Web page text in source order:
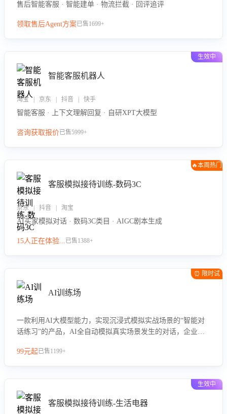
售后智能客服 · 智能建单 · 物流拦截 · 回评追评
领取售后Agent方案已售1699+
生效中
智能客服机器人
淘宝 | 京东 | 抖音 | 快手
智能客服 · 上下文理解回复 · 自研XPT大模型
咨询获取报价已售5999+
🔥本周热门
客服模拟接待训练-数码3C
京东 | 抖音 | 淘宝
AI买家模拟对话 · 数码3C类目 · AIGC剧本生成
15人正在体验...已售1388+
⏰ 限时试
AI训练场
一款利用AI大模型能力，实现沉浸式模拟实战场景的“智能对
话练习”的产品，AI全自动模拟真实场景发生的对话，企业可
力。
99元起已售1199+
生效中
客服模拟接待训练-生活电器